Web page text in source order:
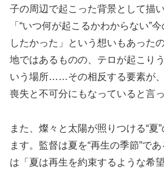
子の周辺で起こった背景として描
「“いつ何が起こるかわからない”
したかった」という想いもあった
地ではあるものの、テロが起こり
いう場所……その相反する要素が
喪失と不可分にもなっていると言
また、燦々と太陽が照りつける“夏
ます。監督は夏を“再生の季節”で
は「夏は再生を約束するような希